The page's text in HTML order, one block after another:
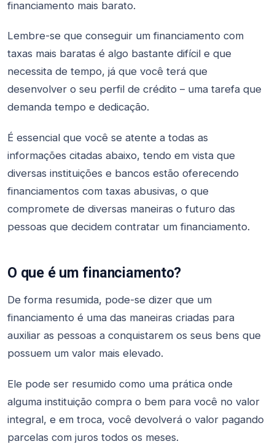
financiamento mais barato.
Lembre-se que conseguir um financiamento com
taxas mais baratas é algo bastante difícil e que
necessita de tempo, já que você terá que
desenvolver o seu perfil de crédito – uma tarefa que
demanda tempo e dedicação.
É essencial que você se atente a todas as
informações citadas abaixo, tendo em vista que
diversas instituições e bancos estão oferecendo
financiamentos com taxas abusivas, o que
compromete de diversas maneiras o futuro das
pessoas que decidem contratar um financiamento.
O que é um financiamento?
De forma resumida, pode-se dizer que um
financiamento é uma das maneiras criadas para
auxiliar as pessoas a conquistarem os seus bens que
possuem um valor mais elevado.
Ele pode ser resumido como uma prática onde
alguma instituição compra o bem para você no valor
integral, e em troca, você devolverá o valor pagando
parcelas com juros todos os meses.